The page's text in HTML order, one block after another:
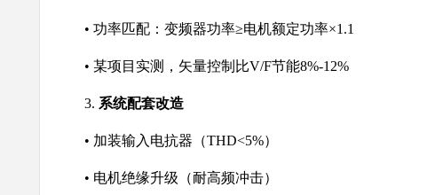
• 功率匹配：变频器功率≥电机额定功率×1.1
• 某项目实测，矢量控制比V/F节能8%-12%
3. 系统配套改造
• 加装输入电抗器（THD<5%）
• 电机绝缘升级（耐高频冲击）